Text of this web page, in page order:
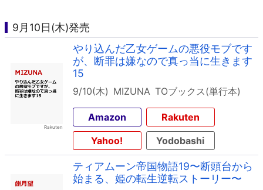
9月10日(木)発売
やり込んだ乙女ゲームの悪役モブです
が、断罪は嫌なので真っ当に生きます
15
9/10(木) MIZUNA TOブックス(単行本)
Amazon
Rakuten
Yahoo!
Yodobashi
ティアムーン帝国物語19〜断頭台から
始まる、姫の転生逆転ストーリー〜